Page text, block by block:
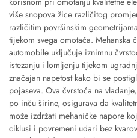
više snopova žice različitog
različitim površinskim
tijekom svega omotača. Mehanska
automobile uključuje iznimnu
istezanju i lomljenju tijekom
značajan napetost kako bi se
pojaseva. Ova čvrstoća na
po inču širine, osigurava da
može izdržati mehaničke napore
ciklusi i povremeni udari bez